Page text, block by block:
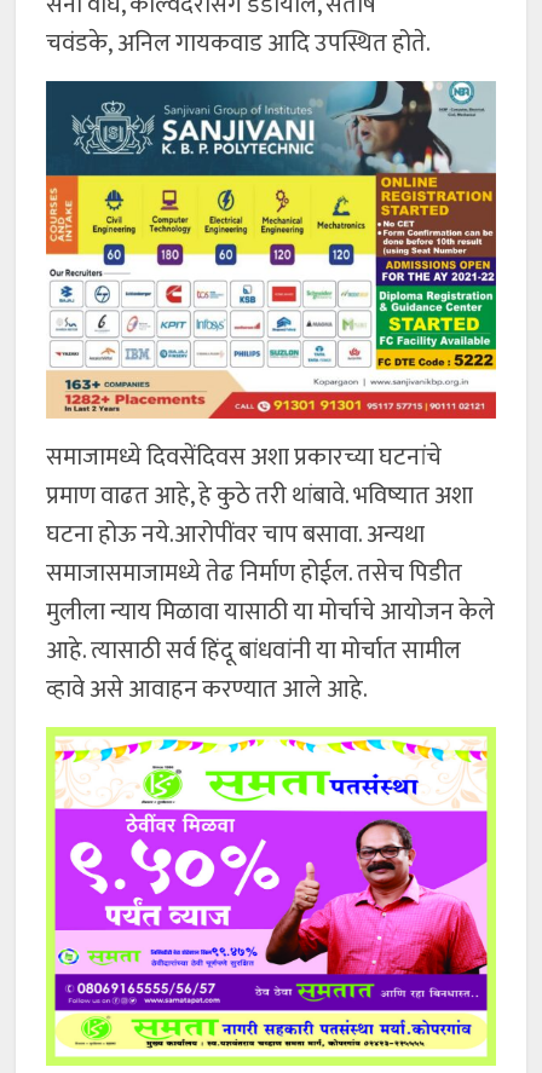
चवंडके, अनिल गायकवाड आदि उपस्थित होते.
समाजामध्ये दिवसेंदिवस अशा प्रकारच्या घटनांचे
प्रमाण वाढत आहे, हे कुठे तरी थांबावे. भविष्यात अशा
घटना होऊ नये.आरोपींवर चाप बसावा. अन्यथा
समाजासमाजामध्ये तेढ निर्माण होईल. तसेच पिडीत
मुलीला न्याय मिळावा यासाठी या मोर्चाचे आयोजन केले
आहे. त्यासाठी सर्व हिंदू बांधवांनी या मोर्चात सामील
व्हावे असे आवाहन करण्यात आले आहे.